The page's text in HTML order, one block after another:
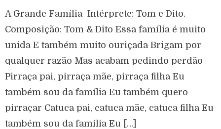
A Grande Família Intérprete: Tom e Dito.
Composição: Tom & Dito Essa família é muito
unida E também muito ouriçada Brigam por
qualquer razão Mas acabam pedindo perdão
Pirraça pai, pirraça mãe, pirraça filha Eu
também sou da família Eu também quero
pirraçar Catuca pai, catuca mãe, catuca filha Eu
também sou da família Eu […]